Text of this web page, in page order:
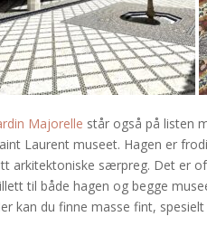
Majorelle står også på listen
Laurent museet. Hagen er
arkitektoniske særpreg. Det er
til både hagen og begge
kan du finne masse fint,